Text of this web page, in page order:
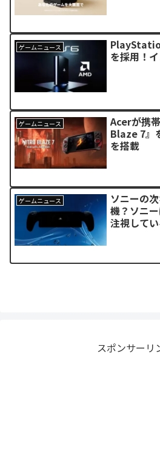
ゲームニュース
を採用！
ゲームニュース
Acerが携
Blaze 7』
を搭載
ゲームニュース
ソニーの
機？ソニ
注視して
スポンサーリ